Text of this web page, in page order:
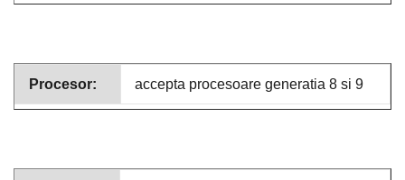
Procesor: accepta procesoare generatia 8 si 9